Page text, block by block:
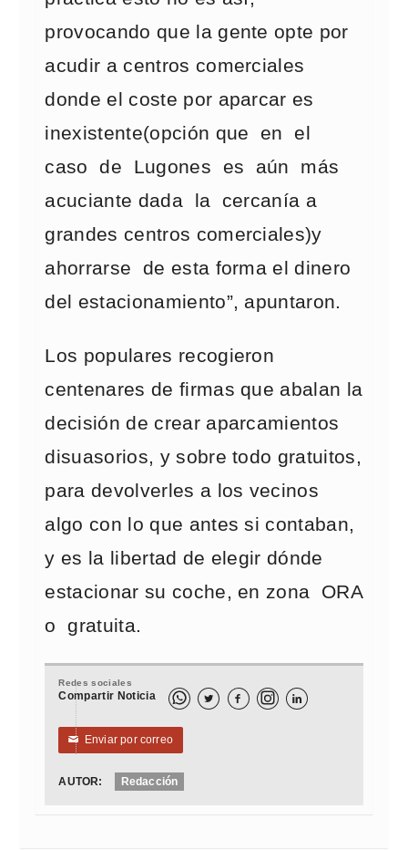
provocando que la gente opte por
acudir a centros comerciales
donde el coste por aparcar es
inexistente(opción que en el
caso de Lugones es aún más
acuciante dada la cercanía a
grandes centros comerciales)y
ahorrarse de esta forma el dinero
del estacionamiento”, apuntaron.
Los populares recogieron
centenares de firmas que abalan la
decisión de crear aparcamientos
disuasorios, y sobre todo gratuitos,
para devolverles a los vecinos
algo con lo que antes si contaban,
y es la libertad de elegir dónde
estacionar su coche, en zona ORA
o gratuita.
Redes sociales
Compartir Noticia   
✉ Enviar por correo
AUTOR: Redacción